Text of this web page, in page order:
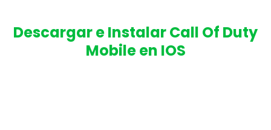
Descargar e Instalar Call Of Duty
Mobile en IOS